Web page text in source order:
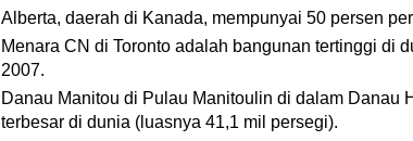
Alberta, daerah di Kanada, mempunyai 50 persen
Menara CN di Toronto adalah bangunan tertinggi di
2007.
Danau Manitou di Pulau Manitoulin di dalam Danau
terbesar di dunia (luasnya 41,1 mil persegi).